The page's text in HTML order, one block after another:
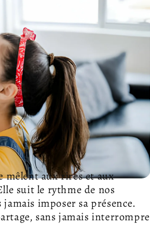
mêlent aux rires et aux
suit le rythme de nos
imposer sa présence.
sans jamais interrompre